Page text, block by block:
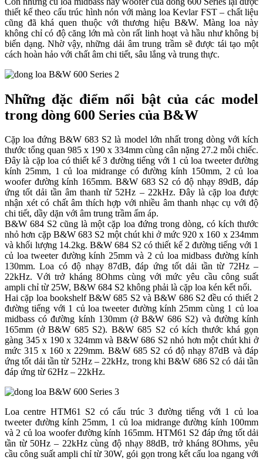
thiết kế theo cấu trúc hình nón với màng loa Kevlar FST – chất liệu
cũng đã khá quen thuộc với thương hiệu B&W. Màng loa này
không chỉ có độ căng lớn mà còn rất linh hoạt và hầu như không bị
biến dạng. Nhờ vậy, những dải âm trung trầm sẽ được tái tạo một
cách hoàn hảo với chất âm chi tiết, sâu lắng và trung thực.
Những đặc điểm nổi bật của các model
trong dòng 600 Series của B&W
Cặp loa đứng B&W 683 S2 là model lớn nhất trong dòng với kích
thước tổng quan 985 x 190 x 334mm cùng cân nặng 27.2 mỗi chiếc.
Đây là cặp loa có thiết kế 3 đường tiếng với 1 củ loa tweeter đường
kính 25mm, 1 củ loa midrange có đường kính 150mm, 2 củ loa
woofer đường kính 165mm. B&W 683 S2 có độ nhạy 89dB, đáp
ứng tốt dải tần âm thanh từ 52Hz – 22kHz. Đây là cặp loa được
nhận xét có chất âm thích hợp với nhiều âm thanh nhạc cụ với độ
chi tiết, dầy dặn với âm trung trầm ấm áp.
B&W 684 S2 cũng là một cặp loa đứng trong dòng, có kích thước
nhỏ hơn cặp B&W 683 S2 một chút khi ở mức 920 x 160 x 234mm
và khối lượng 14.2kg. B&W 684 S2 có thiết kế 2 đường tiếng với 1
củ loa tweeter đường kính 25mm và 2 củ loa midbass đường kính
130mm. Loa có độ nhạy 87dB, đáp ứng tốt dải tần từ 72Hz –
22kHz. Với trở kháng 8Ohms cùng với mức yêu cầu công suất
ampli chỉ từ 25W, B&W 684 S2 không phải là cặp loa kén kết nối.
Hai cặp loa bookshelf B&W 685 S2 và B&W 686 S2 đều có thiết 2
đường tiếng với 1 củ loa tweeter đường kính 25mm cùng 1 củ loa
midbass có đường kính 130mm (ở B&W 686 S2) và đường kính
165mm (ở B&W 685 S2). B&W 685 S2 có kích thước khá gọn
gàng 345 x 190 x 324mm và B&W 686 S2 nhỏ hơn một chút khi ở
mức 315 x 160 x 229mm. B&W 685 S2 có độ nhạy 87dB và đáp
ứng tốt dải tần từ 52Hz – 22kHz, trong khi B&W 686 S2 có dải tần
đáp ứng từ 62Hz – 22kHz.
Loa centre HTM61 S2 có cấu trúc 3 đường tiếng với 1 củ loa
tweeter đường kính 25mm, 1 củ loa midrange đường kính 100mm
và 2 củ loa woofer đường kính 165mm. HTM61 S2 đáp ứng tốt dải
tần từ 50Hz – 22kHz cùng độ nhạy 88dB, trở kháng 8Ohms, yêu
cầu công suất ampli chỉ từ 30W, gói gọn trong kết cấu loa ngang với